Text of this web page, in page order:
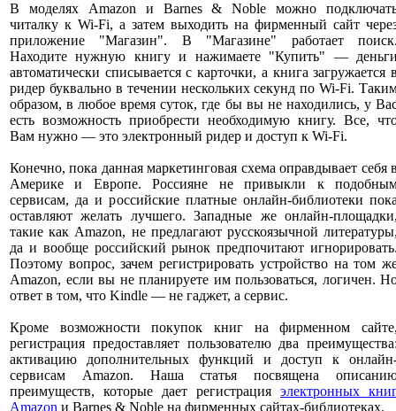
В моделях Amazon и Barnes & Noble можно
читалку к Wi-Fi, а затем выходить на фирменный сайт
приложение "Магазин". В "Магазине" работает
Находите нужную книгу и нажимаете "Купить" —
автоматически списывается с карточки, а книга загружается
ридер буквально в течении нескольких секунд по Wi-Fi.
образом, в любое время суток, где бы вы не находились, у
есть возможность приобрести необходимую книгу. Все,
Вам нужно — это электронный ридер и доступ к Wi-Fi.
Конечно, пока данная маркетинговая схема оправдывает себя
Америке и Европе. Россияне не привыкли к
сервисам, да и российские платные онлайн-библиотеки
оставляют желать лучшего. Западные же онлайн-
такие как Amazon, не предлагают русскоязычной
да и вообще российский рынок предпочитают
Поэтому вопрос, зачем регистрировать устройство на том
Amazon, если вы не планируете им пользоваться, логичен.
ответ в том, что Kindle — не гаджет, а сервис.
Кроме возможности покупок книг на фирменном
регистрация предоставляет пользователю два
активацию дополнительных функций и доступ к
сервисам Amazon. Наша статья посвящена
преимуществ, которые дает регистрация электронных
Amazon и Barnes & Noble на фирменных сайтах-библиотеках.